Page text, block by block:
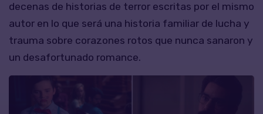
decenas de historias de terror escritas por el mismo
autor en lo que será una historia familiar de lucha y
trauma sobre corazones rotos que nunca sanaron y
un desafortunado romance.